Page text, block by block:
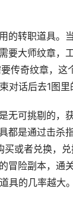
的转职道具。
要大师纹章，
传奇纹章，这
话后去1图里
无可挑剔的，
都是通过击杀
或者兑换，
冒险副本，通
具的几率越大。